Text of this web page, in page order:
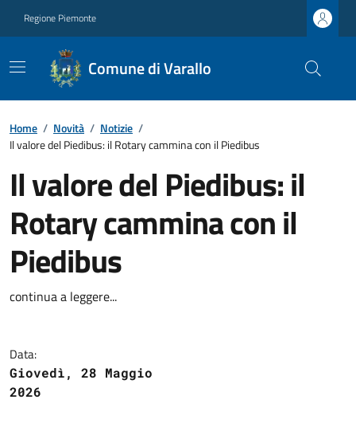
Regione Piemonte
Comune di Varallo
Home / Novità / Notizie /
Il valore del Piedibus: il Rotary cammina con il Piedibus
Il valore del Piedibus: il
Rotary cammina con il
Piedibus
continua a leggere...
Data:
Giovedì, 28 Maggio
2026